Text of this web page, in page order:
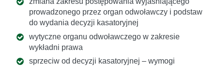
prowadzonego przez organ odwoławczy i podstaw
do wydania decyzji kasatoryjnej
wytyczne organu odwoławczego w zakresie
wykładni prawa
sprzeciw od decyzji kasatoryjnej – wymogi